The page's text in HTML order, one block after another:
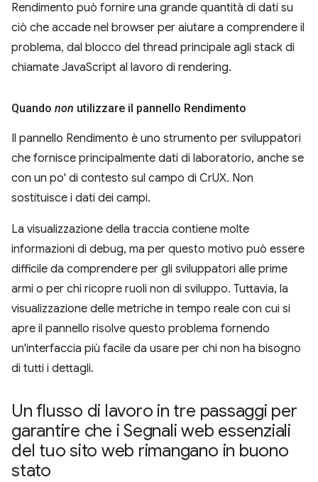
Rendimento può fornire una grande quantità di dati su
ciò che accade nel browser per aiutare a comprendere il
problema, dal blocco del thread principale agli stack di
chiamate JavaScript al lavoro di rendering.
Quando non utilizzare il pannello Rendimento
Il pannello Rendimento è uno strumento per sviluppatori
che fornisce principalmente dati di laboratorio, anche se
con un po' di contesto sul campo di CrUX. Non
sostituisce i dati dei campi.
La visualizzazione della traccia contiene molte
informazioni di debug, ma per questo motivo può essere
difficile da comprendere per gli sviluppatori alle prime
armi o per chi ricopre ruoli non di sviluppo. Tuttavia, la
visualizzazione delle metriche in tempo reale con cui si
apre il pannello risolve questo problema fornendo
un'interfaccia più facile da usare per chi non ha bisogno
di tutti i dettagli.
Un flusso di lavoro in tre passaggi per
garantire che i Segnali web essenziali
del tuo sito web rimangano in buono
stato